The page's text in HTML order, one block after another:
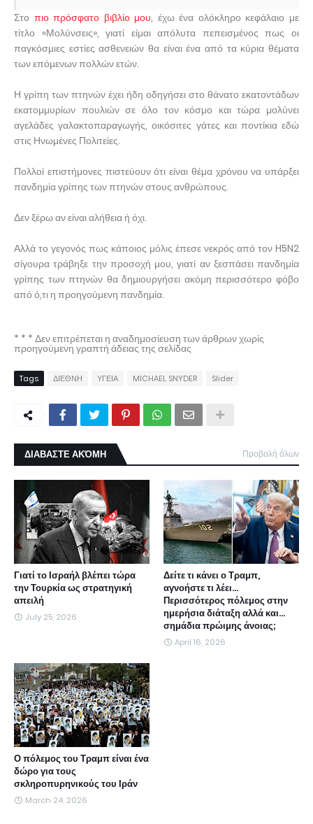
Στο πιο πρόσφατο βιβλίο μου, έχω ένα ολόκληρο κεφάλαιο με
τίτλο «Μολύνσεις», γιατί είμαι απόλυτα πεπεισμένος πως οι
παγκόσμιες εστίες ασθενειών θα είναι ένα από τα κύρια θέματα
των επόμενων πολλών ετών.
Η γρίπη των πτηνών έχει ήδη οδηγήσει στο θάνατο εκατοντάδων
εκατομμυρίων πουλιών σε όλο τον κόσμο και τώρα μολύνει
αγελάδες γαλακτοπαραγωγής, οικόσιτες γάτες και ποντίκια εδώ
στις Ηνωμένες Πολιτείες.
Πολλοί επιστήμονες πιστεύουν ότι είναι θέμα χρόνου να υπάρξει
πανδημία γρίπης των πτηνών στους ανθρώπους.
Δεν ξέρω αν είναι αλήθεια ή όχι.
Αλλά το γεγονός πως κάποιος μόλις έπεσε νεκρός από τον H5N2
σίγουρα τράβηξε την προσοχή μου, γιατί αν ξεσπάσει πανδημία
γρίπης των πτηνών θα δημιουργήσει ακόμη περισσότερο φόβο
από ό,τι η προηγούμενη πανδημία.
* * * Δεν επιτρέπεται η αναδημοσίευση των άρθρων χωρίς
προηγούμενη γραπτή άδειας της σελίδας
Tags ΔΙΕΘΝΗ ΥΓΕΙΑ MICHAEL SNYDER Slider
ΔΙΑΒΑΣΤΕ ΑΚΌΜΗ Προβολή όλων
Γιατί το Ισραήλ βλέπει τώρα
την Τουρκία ως στρατηγική
απειλή
July 25, 2026
Δείτε τι κάνει ο Τραμπ,
αγνοήστε τι λέει...
Περισσότερος πόλεμος στην
ημερήσια διάταξη αλλά και...
σημάδια πρώιμης άνοιας;
April 16, 2026
Ο πόλεμος του Τραμπ είναι ένα
δώρο για τους
σκληροπυρηνικούς του Ιράν
March 24, 2026